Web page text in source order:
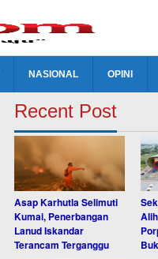
NASIONAL OPINI
Recent Post
Asap Karhutla Selimuti
Kumai, Penerbangan
Lanud Iskandar
Terancam Terganggu